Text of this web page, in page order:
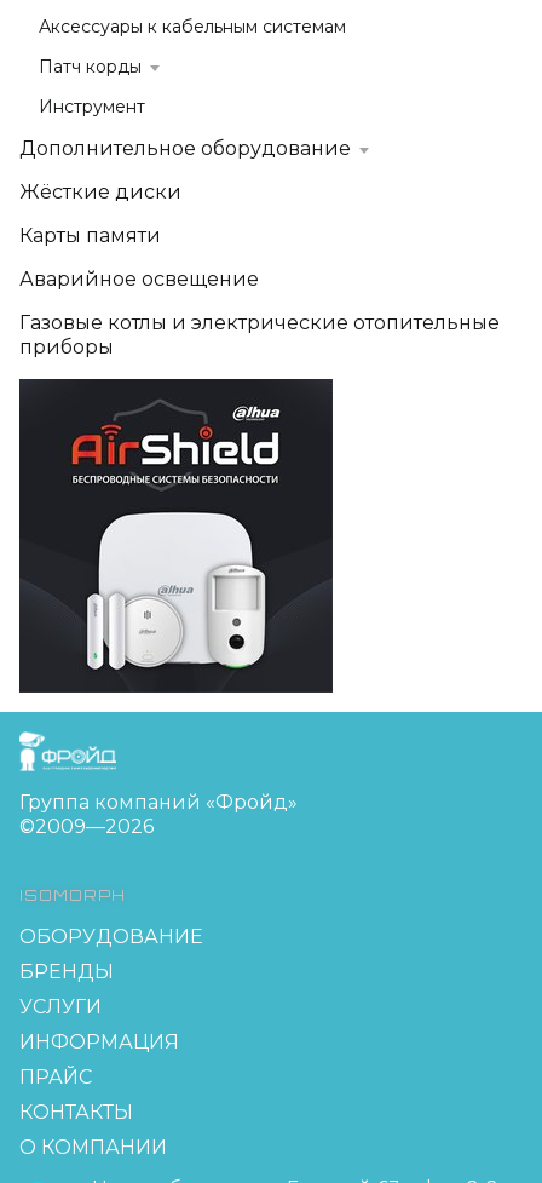
Аксессуары к кабельным системам
Патч корды
Инструмент
Дополнительное оборудование
Жёсткие диски
Карты памяти
Аварийное освещение
Газовые котлы и электрические отопительные
приборы
FreudGroup
Группа компаний «Фройд»
©2009—2026
ISOMORPH
ОБОРУДОВАНИЕ
БРЕНДЫ
УСЛУГИ
ИНФОРМАЦИЯ
ПРАЙС
КОНТАКТЫ
О КОМПАНИИ